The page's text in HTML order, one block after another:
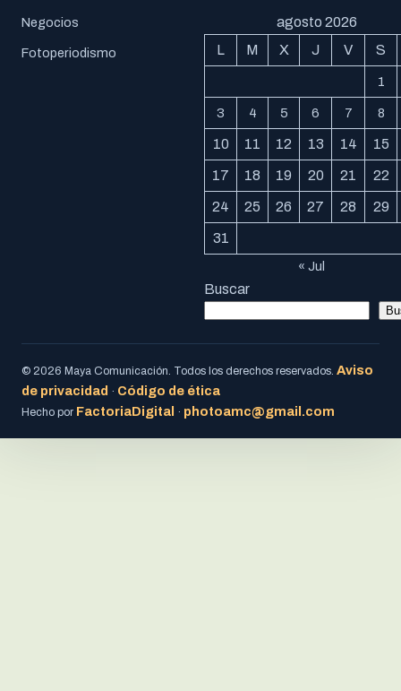
Negocios
Fotoperiodismo
agosto 2026
L
M X J V S
1
3 4 5 6 7 8
10 11 12 13 14 15
17 18 19 20 21 22
24 25 26 27 28 29
31
« Jul
Buscar
© 2026 Maya Comunicación. Todos los derechos reservados. Aviso
de privacidad · Código de ética
Hecho por FactoriaDigital · photoamc@gmail.com